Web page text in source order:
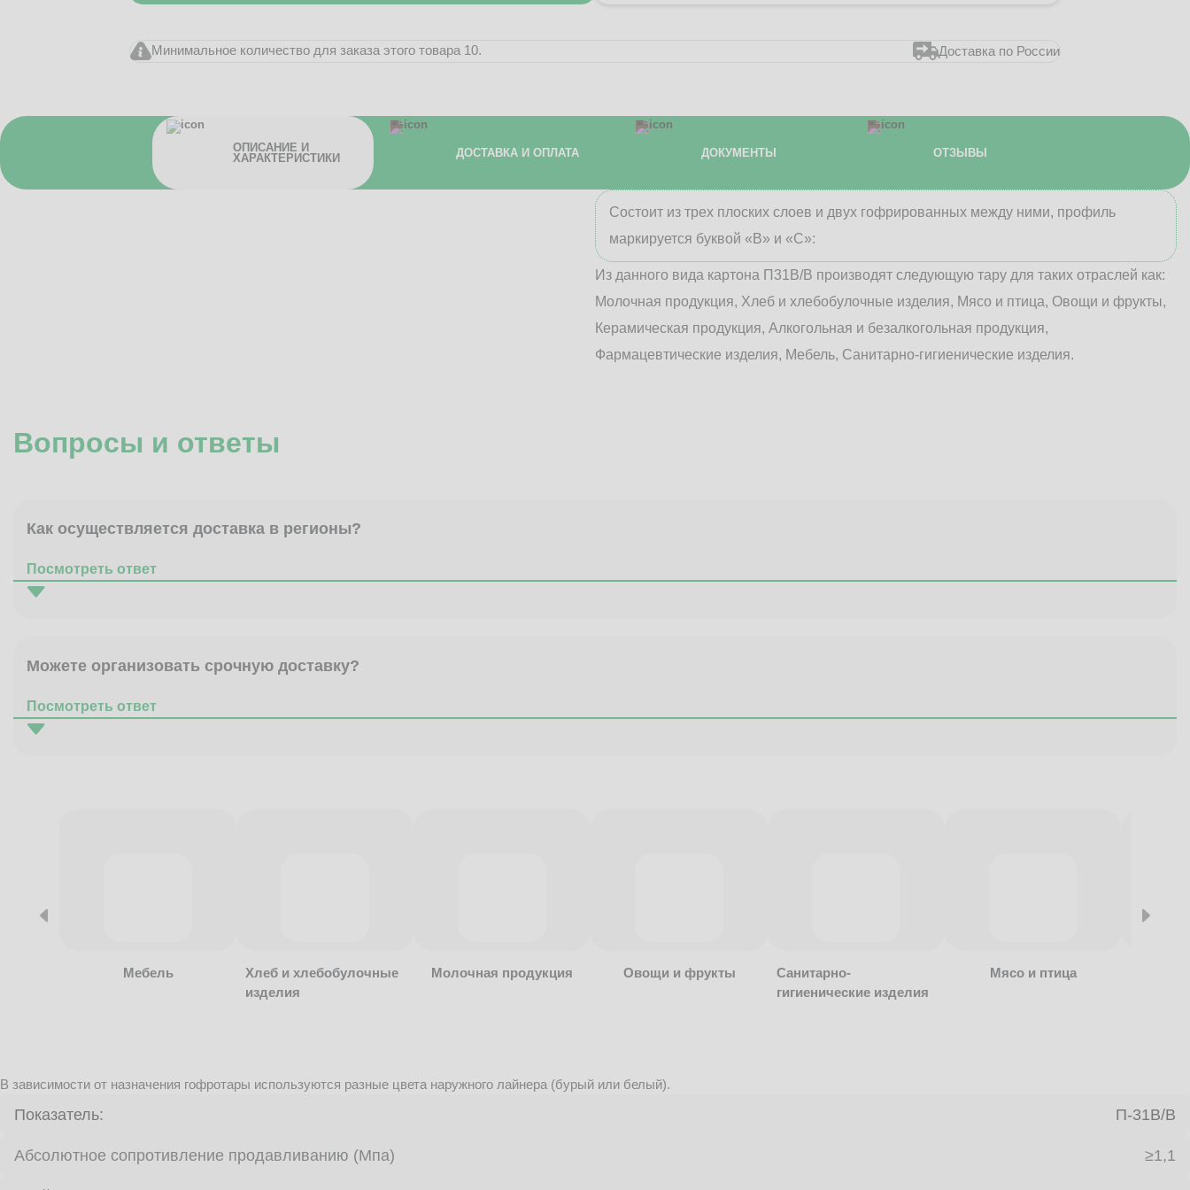
Минимальное количество для заказа этого товара 10. Доставка по России
ОПИСАНИЕ И
ХАРАКТЕРИСТИКИ
ДОСТАВКА И ОПЛАТА ДОКУМЕНТЫ ОТЗЫВЫ
Состоит из трех плоских слоев и двух гофрированных между ними, профиль
маркируется буквой «В» и «С»:
Из данного вида картона П31В/B производят следующую тару для таких отраслей как:
Молочная продукция, Хлеб и хлебобулочные изделия, Мясо и птица, Овощи и фрукты,
Керамическая продукция, Алкогольная и безалкогольная продукция,
Фармацевтические изделия, Мебель, Санитарно-гигиенические изделия.
Вопросы и ответы
Как осуществляется доставка в регионы?
Посмотреть ответ
Можете организовать срочную доставку?
Посмотреть ответ
Мебель
Хлеб и хлебобулочные
изделия
Молочная продукция Овощи и фрукты
Санитарно-
гигиенические изделия
Мясо и птица
В зависимости от назначения гофротары используются разные цвета наружного лайнера (бурый или белый).
Показатель: П-31В/B
Абсолютное сопротивление продавливанию (Мпа) ≥1,1